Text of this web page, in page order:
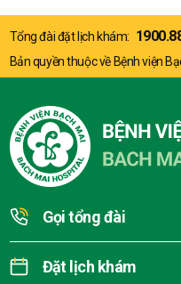
Tổng đài đặt lịch khám:
Bản quyền thuộc về Bệnh viện
Gọi tổng đài
Đặt lịch khám